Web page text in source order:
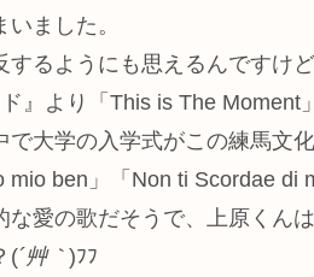
ました。
るようにも思えるんですけ
』より「This is The Moment
大学の入学式がこの練馬文
mio ben」「Non ti Scordae
な愛の歌だそうで、上原くん
(´艸｀ )ﾌﾌ